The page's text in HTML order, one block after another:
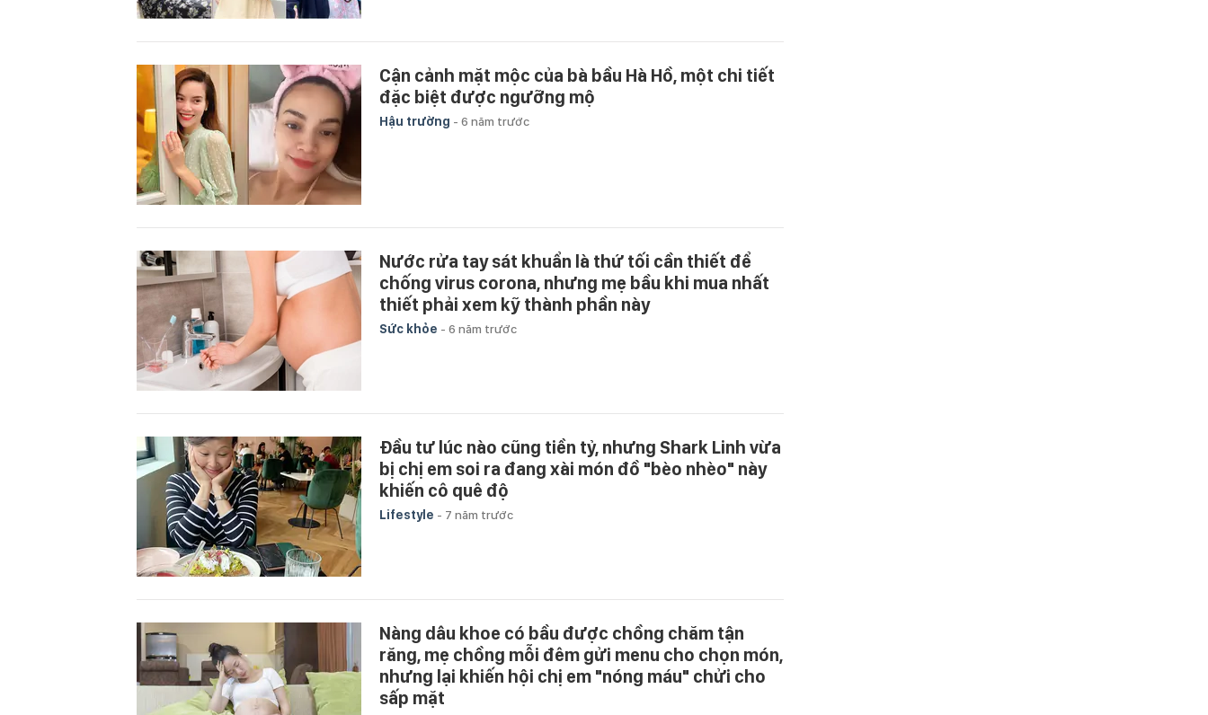
Cận cảnh mặt mộc của bà bầu Hà Hồ, một chi tiết
đặc biệt được ngưỡng mộ
Hậu trường - 6 năm trước
Nước rửa tay sát khuẩn là thứ tối cần thiết để
chống virus corona, nhưng mẹ bầu khi mua nhất
thiết phải xem kỹ thành phần này
Sức khỏe - 6 năm trước
Đầu tư lúc nào cũng tiền tỷ, nhưng Shark Linh vừa
bị chị em soi ra đang xài món đồ "bèo nhèo" này
khiến cô quê độ
Lifestyle - 7 năm trước
Nàng dâu khoe có bầu được chồng chăm tận
răng, mẹ chồng mỗi đêm gửi menu cho chọn món,
nhưng lại khiến hội chị em "nóng máu" chửi cho
sấp mặt